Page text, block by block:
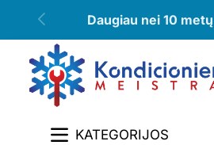
Daugiau nei 10
KATEGORIJOS